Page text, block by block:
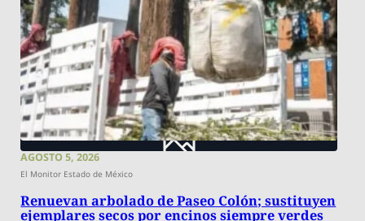
AGOSTO 5, 2026
El Monitor Estado de México
Renuevan arbolado de Paseo Colón; sustituyen
ejemplares secos por encinos siempre verdes